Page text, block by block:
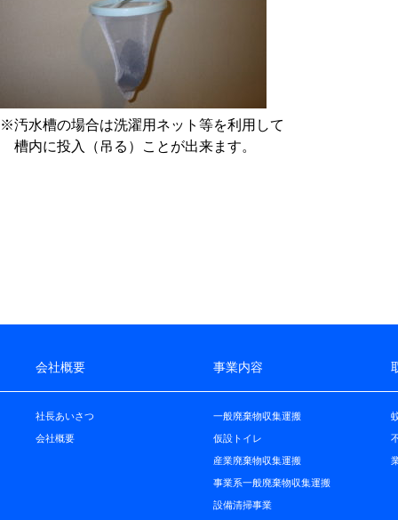
※汚水槽の場合は洗濯用ネット等を利用して
槽内に投入（吊る）ことが出来ます。
会社概要 事業内容
社長あいさつ
会社概要
一般廃棄物収集運搬
仮設トイレ
産業廃棄物収集運搬
事業系一般廃棄物収集運搬
設備清掃事業